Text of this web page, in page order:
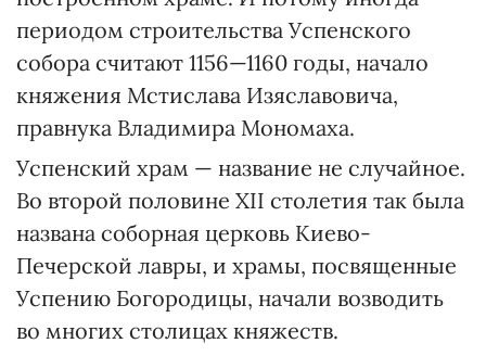
периодом строительства Успенского
собора считают 1156—1160 годы, начало
княжения Мстислава Изяславовича,
правнука Владимира Мономаха.
Успенский храм — название не случайное.
Во второй половине ХІІ столетия так была
названа соборная церковь Киево-
Печерской лавры, и храмы, посвященные
Успению Богородицы, начали возводить
во многих столицах княжеств.